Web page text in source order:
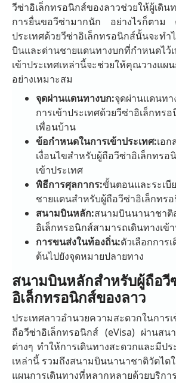
วีซ่าอิเล็กทรอนิกส์ของลาวช่วยให้ผู้เดิน
การยื่นขอวีซ่ามากนัก อย่างไรก็ตาม
ประเทศด้วยวีซ่าอิเล็กทรอนิกส์นั้นจะทำ
บินและด่านชายแดนทางบกที่กำหนดไว้
เข้าประเทศเหล่านี้จะช่วยให้คุณวางแผ
อย่างเหมาะสม
จุดผ่านแดนทางบก:จุดผ่านแดนท
การเข้าประเทศด้วยวีซ่าอิเล็กทร
เพื่อนบ้าน
ข้อกำหนดในการเข้าประเทศ:เอ
เงื่อนไขสำหรับผู้ถือวีซ่าอิเล็กทรอ
เข้าประเทศ
พิธีการศุลกากร:ขั้นตอนและระเ
ชายแดนสำหรับผู้ถือวีซ่าอิเล็กทร
สนามบินหลัก:สนามบินนานาชา
อิเล็กทรอนิกส์สามารถเดินทางเข้
การขนส่งในท้องถิ่น:ตัวเลือกการ
ต้นไปยังจุดหมายปลายทาง
สนามบินหลักสำหรับผู้ถือวี
อิเล็กทรอนิกส์ของลาว
ประเทศลาวอำนวยความสะดวกในการ
ถือวีซ่าอิเล็กทรอนิกส์ (eVisa) ผ่านสน
ต่างๆ ทำให้การเดินทางสะดวกและมีป
เหล่านี้ รวมถึงสนามบินนานาชาติวัตไต
แผนการเดินทางที่หลากหลายด้วยบริกา